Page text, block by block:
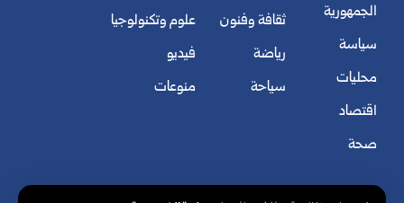
الجمهورية
سياسة
محليات
اقتصاد
صحة
ثقافة وفنون
رياضة
سياحة
علوم وتكنولوجيا
فيديو
منوعات